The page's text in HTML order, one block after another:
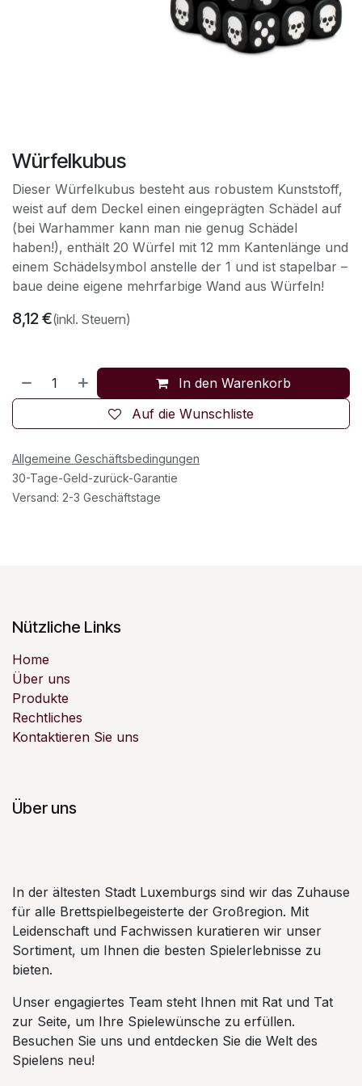
Würfelkubus
Dieser Würfelkubus besteht aus robustem Kunststoff,
weist auf dem Deckel einen eingeprägten Schädel auf
(bei Warhammer kann man nie genug Schädel
haben!), enthält 20 Würfel mit 12 mm Kantenlänge und
einem Schädelsymbol anstelle der 1 und ist stapelbar –
baue deine eigene mehrfarbige Wand aus Würfeln!
8,12€(inkl. Steuern)
In den Warenkorb
Auf die Wunschliste
Allgemeine Geschäftsbedingungen
30-Tage-Geld-zurück-Garantie
Versand: 2-3 Geschäftstage
Nützliche Links
Home
Über uns
Produkte
Rechtliches
Kontaktieren Sie uns
Über uns
In der ältesten Stadt Luxemburgs sind wir das Zuhause
für alle Brettspielbegeisterte der Großregion. Mit
Leidenschaft und Fachwissen kuratieren wir unser
Sortiment, um Ihnen die besten Spielerlebnisse zu
bieten.
Unser engagiertes Team steht Ihnen mit Rat und Tat
zur Seite, um Ihre Spielewünsche zu erfüllen.
Besuchen Sie uns und entdecken Sie die Welt des
Spielens neu!